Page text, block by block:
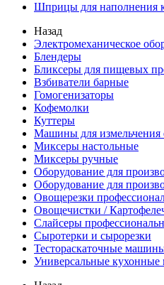
Шприцы для наполнения
Назад
Электромеханическое
Блендеры
Бликсеры для пищевых
Взбиватели барные
Гомогенизаторы
Кофемолки
Куттеры
Машины для измельчения
Миксеры настольные
Миксеры ручные
Оборудование для
Оборудование для
Овощерезки
Овощечистки /
Слайсеры
Сыротерки и сырорезки
Тестораскаточные
Универсальные